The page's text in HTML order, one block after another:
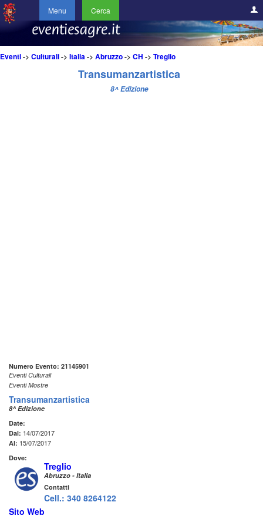
Menu Cerca
Eventi-> Culturali-> Italia-> Abruzzo-> CH -> Treglio
Transumanzartistica
8^ Edizione
Numero Evento: 21145901
Eventi Culturali
Eventi Mostre
Transumanzartistica
8^ Edizione
Date:
Dal: 14/07/2017
Al: 15/07/2017
Dove:
Treglio
Abruzzo - Italia
Contatti
Cell.: 340 8264122
Sito Web